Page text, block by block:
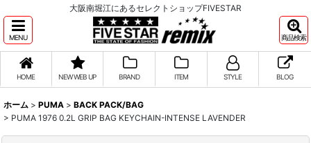
大阪南堀江にあるセレクトショップFIVESTAR
MENU 商品検索
HOME NEW WEB UP BRAND ITEM STYLE BLOG
ホーム > PUMA > BACK PACK/BAG
> PUMA 1976 0.2L GRIP BAG KEYCHAIN-INTENSE LAVENDER